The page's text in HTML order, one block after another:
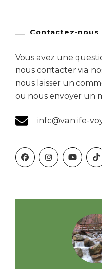
Contactez-nous
Vous avez une
nous contacter via
nous laisser un
ou nous envoyer un
info@vanlife-